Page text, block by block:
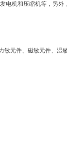
电机和压缩机等，另外
敏元件、磁敏元件、湿